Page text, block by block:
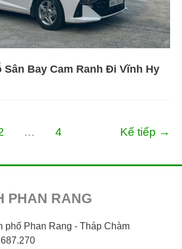
Sân Bay Cam Ranh Đi Vĩnh Hy
… 4 Kế tiếp →
PHAN RANG
phố Phan Rang - Tháp Chàm